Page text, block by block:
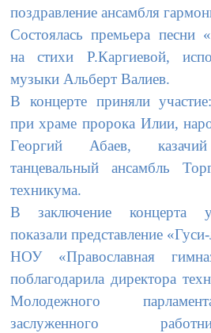
поздравление ансамбля
Состоялась премьера песни
на стихи Р.Каргиевой,
музыки Альберт Валиев.
В концерте приняли
при храме пророка Илии,
Георгий Абаев,
танцевальный ансамбль
техникума.
В заключение концерта
показали представление
НОУ «Православная
поблагодарила директора
Молодежного
заслуженного